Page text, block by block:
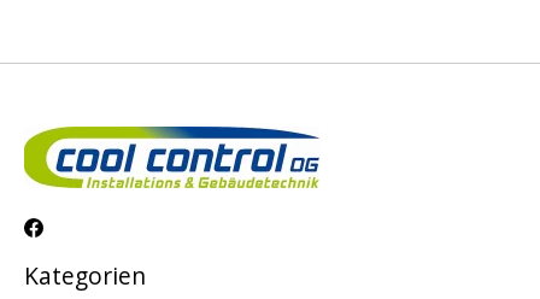
Kategorien